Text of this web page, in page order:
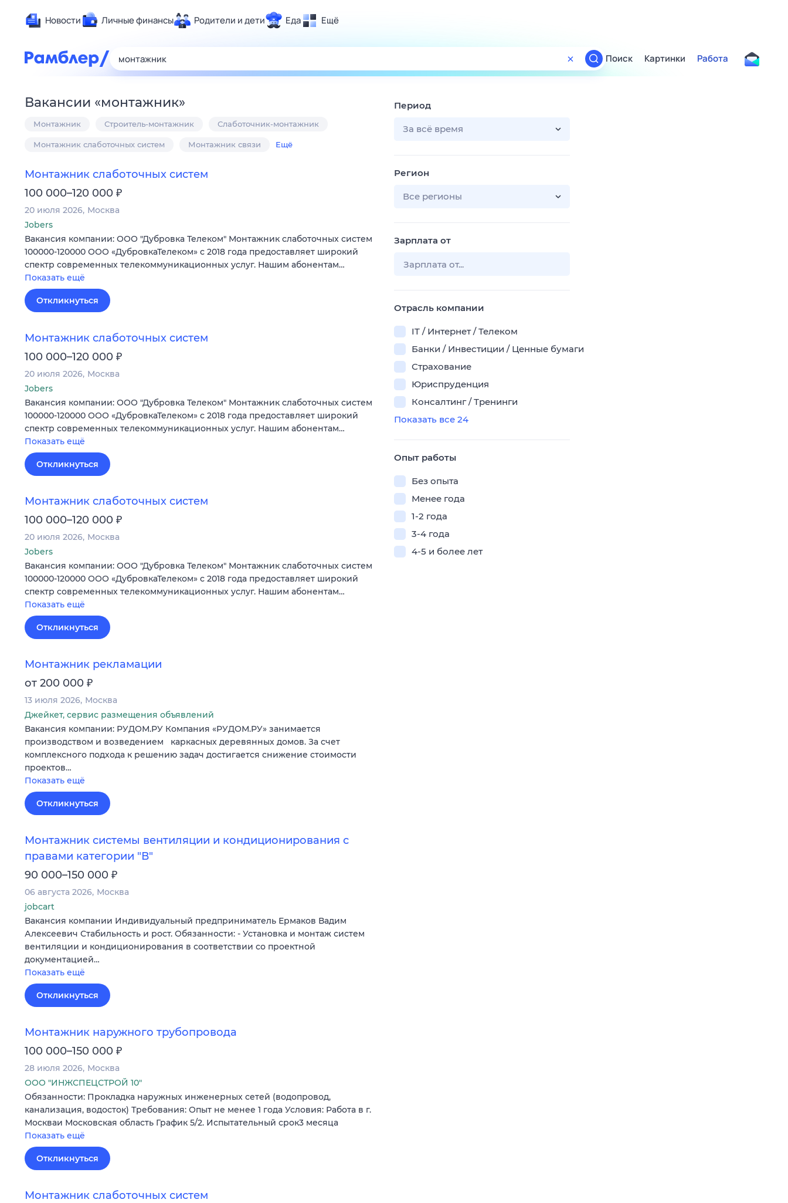
Новости Личные финансы Родители и дети Еда Ещё
Развлечения и отдых
Карьера
Авто
Поиск
ТВ-программа
Поиск Картинки Работа
Вакансии «монтажник»
Монтажник Строитель-монтажник Слаботочник-монтажник
Монтажник слаботочных систем Монтажник связи Ещё
Монтажник слаботочных систем
100 000–120 000 ₽
20 июля 2026 Москва
Jobers
Вакансия компании: ООО "Дубровка Телеком" Монтажник слаботочных систем
100000-120000 ООО «ДубровкаТелеком» с 2018 года предоставляет широкий
спектр современных телекоммуникационных услуг. Нашим абонентам…
Показать ещё
Откликнуться
Монтажник слаботочных систем
100 000–120 000 ₽
20 июля 2026 Москва
Jobers
Вакансия компании: ООО "Дубровка Телеком" Монтажник слаботочных систем
100000-120000 ООО «ДубровкаТелеком» с 2018 года предоставляет широкий
спектр современных телекоммуникационных услуг. Нашим абонентам…
Показать ещё
Откликнуться
Монтажник слаботочных систем
100 000–120 000 ₽
20 июля 2026 Москва
Jobers
Вакансия компании: ООО "Дубровка Телеком" Монтажник слаботочных систем
100000-120000 ООО «ДубровкаТелеком» с 2018 года предоставляет широкий
спектр современных телекоммуникационных услуг. Нашим абонентам…
Показать ещё
Откликнуться
Монтажник рекламации
от 200 000 ₽
13 июля 2026 Москва
Джейкет, сервис размещения объявлений
Вакансия компании: РУДОМ.РУ Компания «РУДОМ.РУ» занимается
производством и возведением каркасных деревянных домов. За счет
комплексного подхода к решению задач достигается снижение стоимости
проектов…
Показать ещё
Откликнуться
Монтажник системы вентиляции и кондиционирования с
правами категории "В"
90 000–150 000 ₽
06 августа 2026 Москва
jobcart
Вакансия компании Индивидуальный предприниматель Ермаков Вадим
Алексеевич Стабильность и рост. Обязанности: - Установка и монтаж систем
вентиляции и кондиционирования в соответствии со проектной
документацией…
Показать ещё
Откликнуться
Монтажник наружного трубопровода
100 000–150 000 ₽
28 июля 2026 Москва
ООО "ИНЖСПЕЦСТРОЙ 10"
Обязанности: Прокладка наружных инженерных сетей (водопровод,
канализация, водосток) Требования: Опыт не менее 1 года Условия: Работа в г.
Москваи Московская область График 5/2. Испытательный срок3 месяца
Показать ещё
Откликнуться
Монтажник слаботочных систем
Период
За всё время
Регион
Все регионы
Зарплата от
Отрасль компании
IT / Интернет / Телеком
Банки / Инвестиции / Ценные бумаги
Страхование
Юриспруденция
Консалтинг / Тренинги
Показать все 24
Опыт работы
Без опыта
Менее года
1-2 года
3-4 года
4-5 и более лет